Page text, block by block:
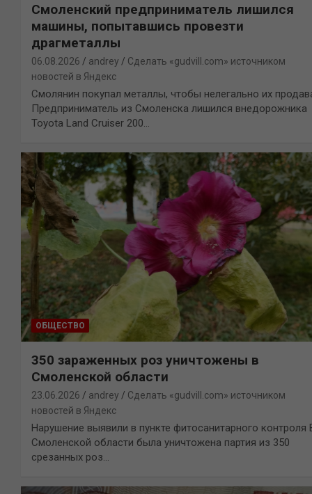
Смоленский предприниматель лишился
машины, попытавшись провезти
драгметаллы
06.08.2026 andrey
Сделать «gudvill.com» источником
новостей в Яндекс
Смолянин покупал металлы, чтобы нелегально их
Предприниматель из Смоленска лишился внедорожника
Toyota Land Cruiser 200…
ОБЩЕСТВО
350 зараженных роз уничтожены в
Смоленской области
23.06.2026 andrey
Сделать «gudvill.com» источником
новостей в Яндекс
Нарушение выявили в пункте фитосанитарного контроля
Смоленской области была уничтожена партия из 350
срезанных роз…